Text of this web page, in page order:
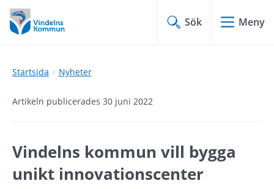
Hoppa
till
innehåll
Hoppa
till
undermeny
Sök Meny
Startsida Nyheter
Artikeln publicerades 30 juni 2022
Vindelns kommun vill bygga
unikt innovationscenter